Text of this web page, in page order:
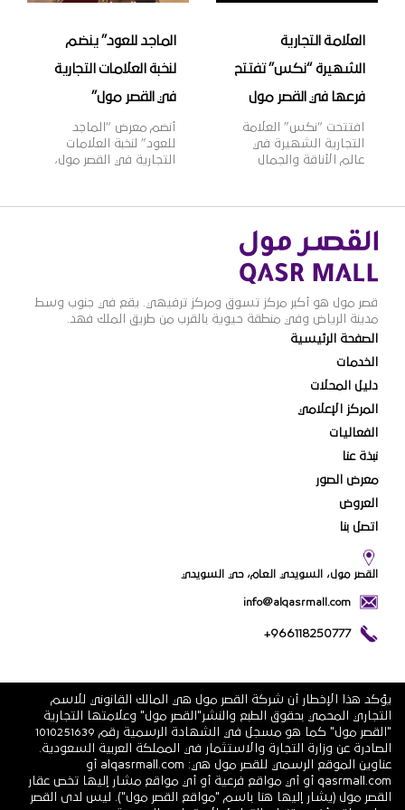
[…]
العلامة التجارية
الشهيرة “نكس” تفتتح
فرعها في القصر مول
افتتحت “نكس” العلامة
التجارية الشهيرة في
عالم الأناقة والجمال
“نكس” عام 1999م
من مستحضرات التجميل
العصرية والجريئة التي
تلبي مختلف أذواق
2000 منتج بألوان وظلال
متنوعة بأسعار مناسبة،
وتنتشر منتجاتها في أكثر
وواحدة […]
الماجد للعود” ينضم
لنخبة العلامات التجارية
في القصر مول”
أنضم معرض “الماجد
للعود” لنخبة العلامات
التجارية في القصر مول،
التجارية في تجارة العود
منتجات “الماجد للعود”
بالجودة العالية والقيمة
قصر مول هو أكبر مركز تسوق ومركز ترفيهي. يقع في جنوب وسط
مدينة الرياض وفي منطقة حيوية بالقرب من طريق الملك فهد.
الصفحة الرئيسية
الخدمات
دليل المحلات
المركز الإعلامي
الفعاليات
نبذة عنا
معرض الصور
العروض
اتصل بنا
القصر مول، السويدي العام، حي السويدي
info@alqasrmall.com
+966118250777
يؤكد هذا الإخطار أن شركة القصر مول هي المالك القانوني للاسم
التجاري المحمي بحقوق الطبع والنشر"القصر مول" وعلامتها التجارية
"القصر مول" كما هو مسجل في الشهادة الرسمية رقم 1010251639
الصادرة عن وزارة التجارة والاستثمار في المملكة العربية السعودية.
عناوين الموقع الرسمي للقصر مول هي: alqasrmall.com أو
qasrmall.com أو أي مواقع فرعية أو أي مواقع مشار إليها تخص عقار
القصر مول (يشار إليها هنا باسم "مواقع القصر مول"). ليس لدى القصر